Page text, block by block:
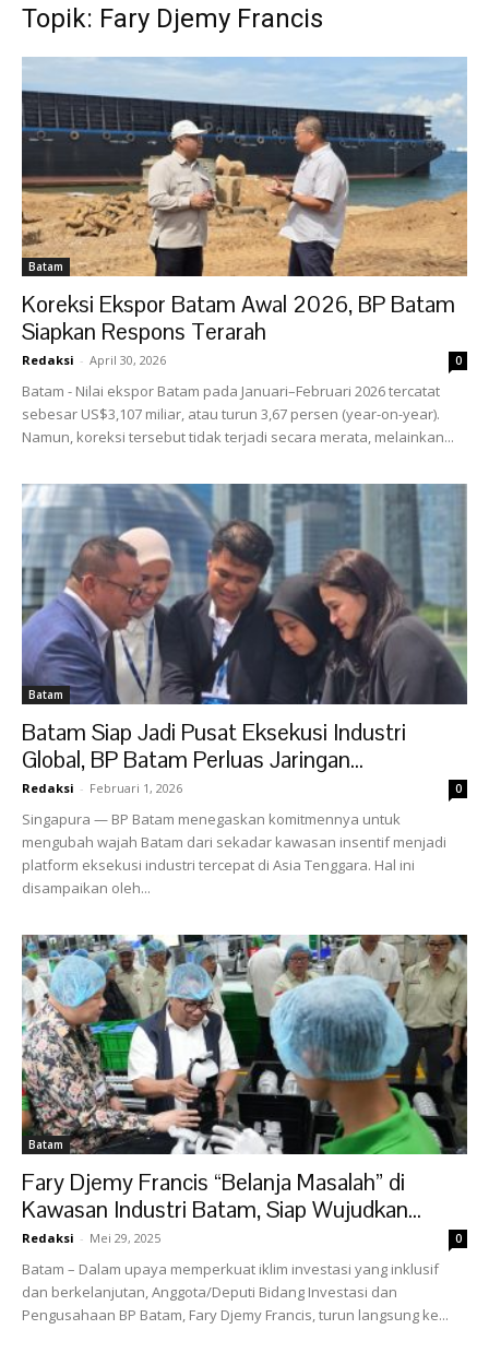
Topik: Fary Djemy Francis
Batam
Koreksi Ekspor Batam Awal 2026, BP Batam
Siapkan Respons Terarah
Redaksi - April 30, 2026 0
Batam - Nilai ekspor Batam pada Januari–Februari 2026 tercatat
sebesar US$3,107 miliar, atau turun 3,67 persen (year-on-year).
Namun, koreksi tersebut tidak terjadi secara merata, melainkan...
Batam
Batam Siap Jadi Pusat Eksekusi Industri
Global, BP Batam Perluas Jaringan...
Redaksi - Februari 1, 2026 0
Singapura — BP Batam menegaskan komitmennya untuk
mengubah wajah Batam dari sekadar kawasan insentif menjadi
platform eksekusi industri tercepat di Asia Tenggara. Hal ini
disampaikan oleh...
Batam
Fary Djemy Francis “Belanja Masalah” di
Kawasan Industri Batam, Siap Wujudkan...
Redaksi - Mei 29, 2025 0
Batam – Dalam upaya memperkuat iklim investasi yang inklusif
dan berkelanjutan, Anggota/Deputi Bidang Investasi dan
Pengusahaan BP Batam, Fary Djemy Francis, turun langsung ke...